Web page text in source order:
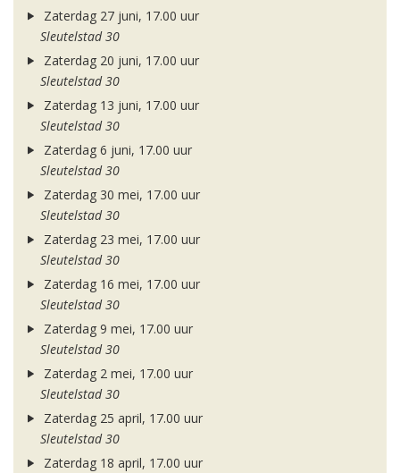
Zaterdag 27 juni, 17.00 uur
Sleutelstad 30
Zaterdag 20 juni, 17.00 uur
Sleutelstad 30
Zaterdag 13 juni, 17.00 uur
Sleutelstad 30
Zaterdag 6 juni, 17.00 uur
Sleutelstad 30
Zaterdag 30 mei, 17.00 uur
Sleutelstad 30
Zaterdag 23 mei, 17.00 uur
Sleutelstad 30
Zaterdag 16 mei, 17.00 uur
Sleutelstad 30
Zaterdag 9 mei, 17.00 uur
Sleutelstad 30
Zaterdag 2 mei, 17.00 uur
Sleutelstad 30
Zaterdag 25 april, 17.00 uur
Sleutelstad 30
Zaterdag 18 april, 17.00 uur